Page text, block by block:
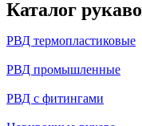
Каталог
РВД термопластиковые
РВД промышленные
РВД с фитингами